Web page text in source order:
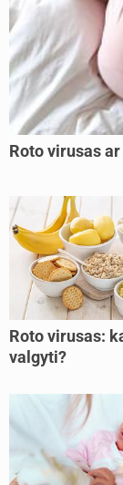
Roto virusas
Roto virusas:
valgyti?